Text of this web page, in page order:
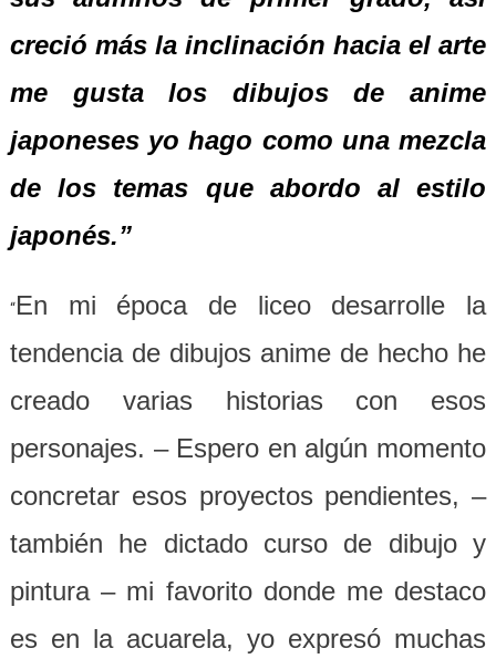
creció más la inclinación hacia el arte
me gusta los dibujos de anime
japoneses yo hago como una mezcla
de los temas que abordo al estilo
japonés.”
“En mi época de liceo desarrolle la
tendencia de dibujos anime de hecho he
creado varias historias con esos
personajes. – Espero en algún momento
concretar esos proyectos pendientes, –
también he dictado curso de dibujo y
pintura – mi favorito donde me destaco
es en la acuarela, yo expresó muchas